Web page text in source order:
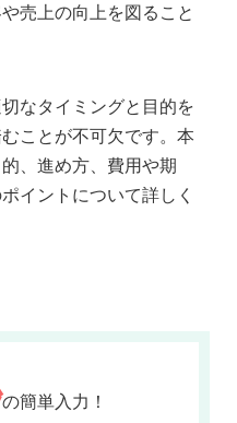
売上の向上を図ること
なタイミングと目的を
ことが不可欠です。本
、進め方、費用や期
イントについて詳しく
の簡単入力！